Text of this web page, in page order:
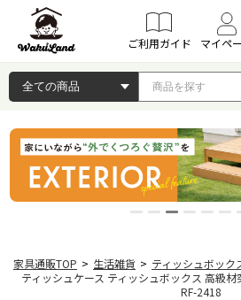
ご利用ガイド マイペ
家具通販TOP > 生活雑貨 > ティッシュボック
ティッシュケース ティッシュボックス 高級材
RF-2418